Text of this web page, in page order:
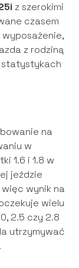
z szerokimi
czasem
z rodziną
statystykach
na
w
1.6 i 1.8 w
jeździe
wynik na
wielu
2.5 czy 2.8
utrzymywać